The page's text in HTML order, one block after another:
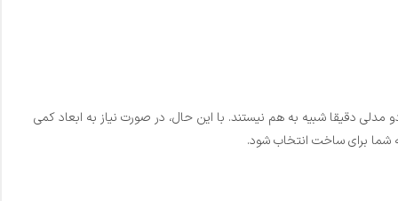
دقیقا شبیه به هم نیستند. با این حال، در صورت نیاز به ابعاد کمی
شما برای ساخت انتخاب شود.